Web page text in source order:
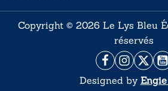
Copyright © 2026 Le Lys Bleu
réservés
Designed by